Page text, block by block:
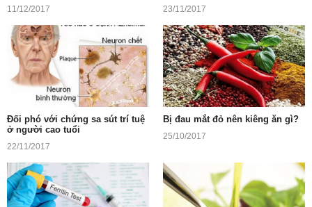
11/12/2017 23/11/2017
Đối phó với chứng sa sút trí tuệ
ở người cao tuổi
22/11/2017
Bị đau mắt đỏ nên kiêng ăn gì?
25/10/2017